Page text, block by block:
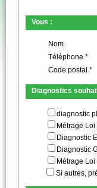
Vous :
Nom
Téléphone *
Code postal *
Diagnostics
diagnostic
Métrage
Diagnostic
Diagnostic
Métrage Loi
Si autres,